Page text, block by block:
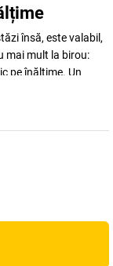
însă, este valabil,
mai mult la birou:
pe înălțime. Un
pionier în ceea ce